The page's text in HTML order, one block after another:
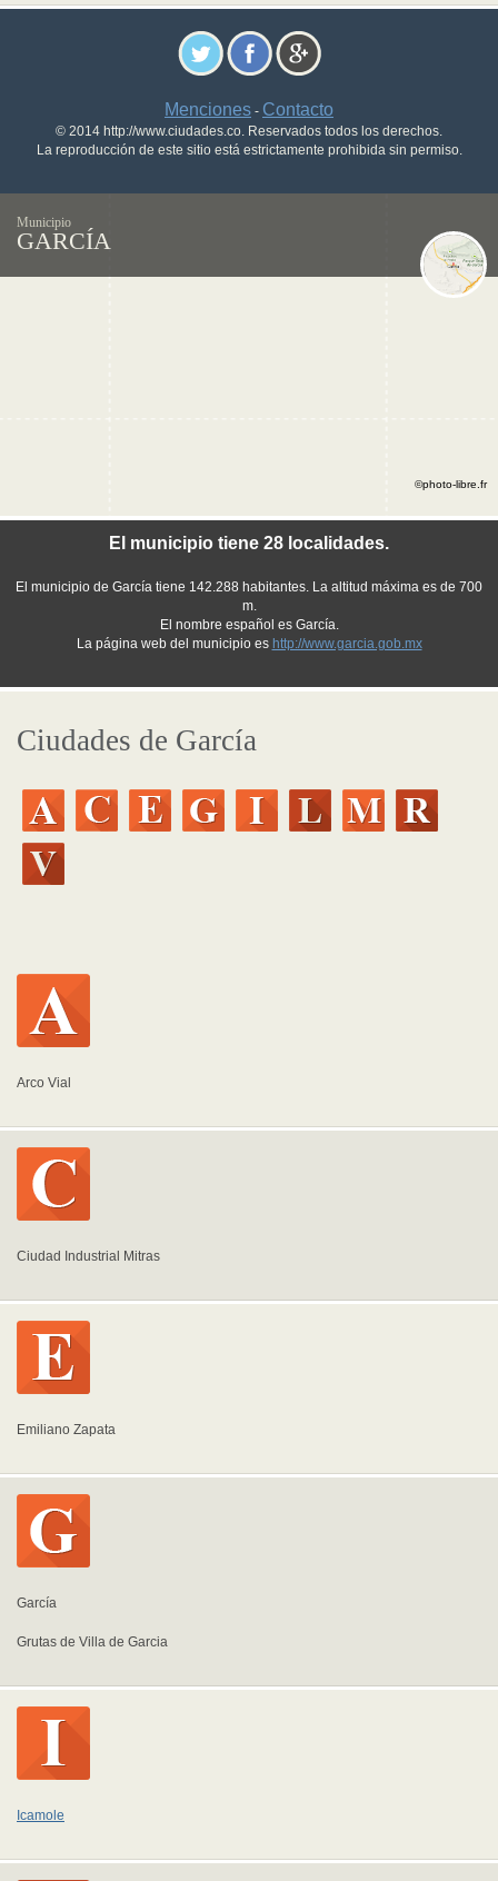
Menciones - Contacto
© 2014 http://www.ciudades.co. Reservados todos los derechos.
La reproducción de este sitio está estrictamente prohibida sin permiso.
Municipio
GARCÍA
El municipio tiene 28 localidades.
El municipio de García tiene 142.288 habitantes. La altitud máxima es de 700
m.
El nombre español es García.
La página web del municipio es http://www.garcia.gob.mx
©photo-libre.fr
Ciudades de García
Arco Vial
Ciudad Industrial Mitras
Emiliano Zapata
García
Grutas de Villa de Garcia
Icamole